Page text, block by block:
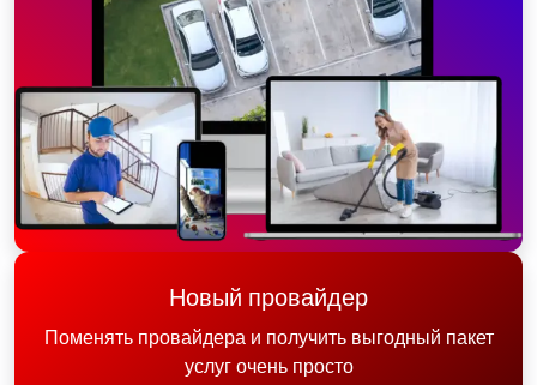
Новый провайдер
Поменять провайдера и получить выгодный пакет
услуг очень просто